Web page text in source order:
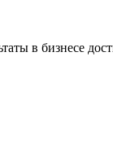
в бизнесе